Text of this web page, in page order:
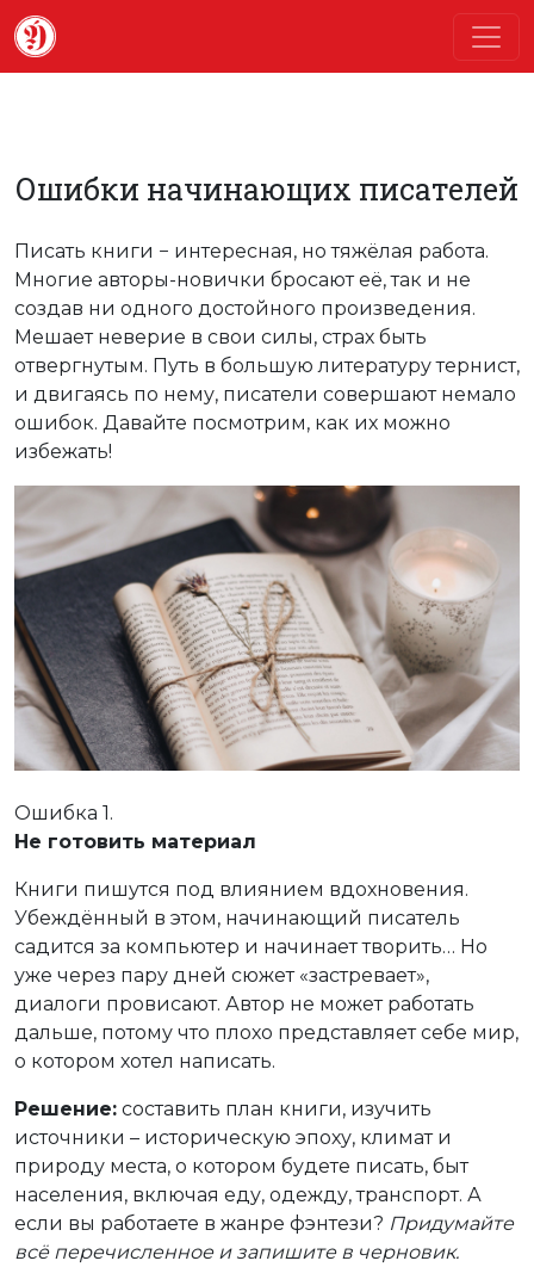
Ошибки начинающих писателей
Писать книги − интересная, но тяжёлая работа.
Многие авторы-новички бросают её, так и не
создав ни одного достойного произведения.
Мешает неверие в свои силы, страх быть
отвергнутым. Путь в большую литературу тернист,
и двигаясь по нему, писатели совершают немало
ошибок. Давайте посмотрим, как их можно
избежать!
Ошибка 1.
Не готовить материал
Книги пишутся под влиянием вдохновения.
Убеждённый в этом, начинающий писатель
садится за компьютер и начинает творить… Но
уже через пару дней сюжет «застревает»,
диалоги провисают. Автор не может работать
дальше, потому что плохо представляет себе мир,
о котором хотел написать.
Решение: составить план книги, изучить
источники – историческую эпоху, климат и
природу места, о котором будете писать, быт
населения, включая еду, одежду, транспорт. А
если вы работаете в жанре фэнтези? Придумайте
всё перечисленное и запишите в черновик.